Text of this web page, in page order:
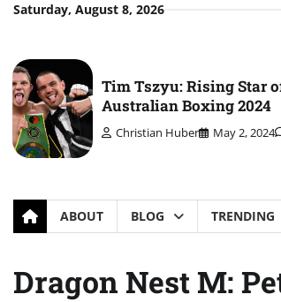
SkipSaturday, August 8, 2026
Tim Tszyu: Rising Star
Australian Boxing 2024
Christian Huber May 2, 2024
ABOUT BLOG TRENDING
Dragon Nest M: